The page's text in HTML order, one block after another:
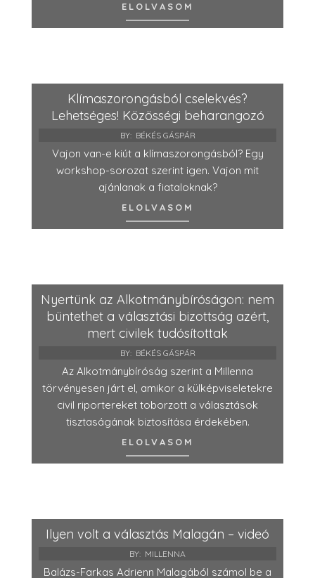
ELOLVASOM
Klímaszorongásból cselekvés?
Lehetséges! Közösségi beharangozó
BY: BÉKÉS GÁSPÁR
Vajon van-e kiút a klímaszorongásból? Egy
workshop-sorozat szerint igen. Vajon mit
ajánlanak a fiataloknak?
ELOLVASOM
Nyertünk az Alkotmánybíróságon: nem
büntethet a választási bizottság azért,
mert civilek tudósítottak
BY: BÉKÉS GÁSPÁR
Az Alkotmánybíróság szerint a Millenna
törvényesen járt el, amikor a külképviseletekre
civil riportereket toborzott a választások
tisztaságának biztosítása érdekében.
ELOLVASOM
Ilyen volt a választás Malagán – videó
BY: MILLENNA
Balázs-Farkas Adrienn Malagából számol be a